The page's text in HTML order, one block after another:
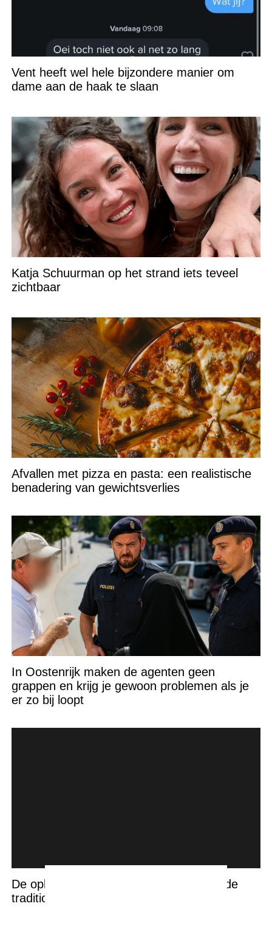
Vent heeft wel hele bijzondere manier om
dame aan de haak te slaan
Katja Schuurman op het strand iets teveel
zichtbaar
Afvallen met pizza en pasta: een realistische
benadering van gewichtsverlies
In Oostenrijk maken de agenten geen
grappen en krijg je gewoon problemen als je
er zo bij loopt
De opkomst van Netflix: hoe streaming de
traditionele bioscoop overneemt